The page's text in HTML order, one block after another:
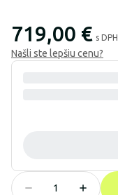
719,00 € s DPH
Našli ste lepšiu cenu?